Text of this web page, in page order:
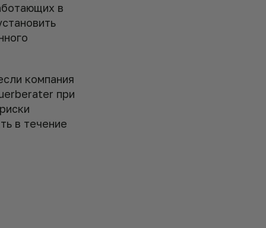
в
компания
при
в течение